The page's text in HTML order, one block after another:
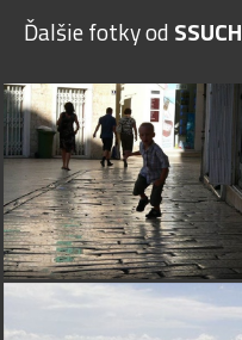
Ďalšie fotky od SSUCH